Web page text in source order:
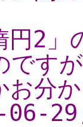
円2」
です
お分
06-